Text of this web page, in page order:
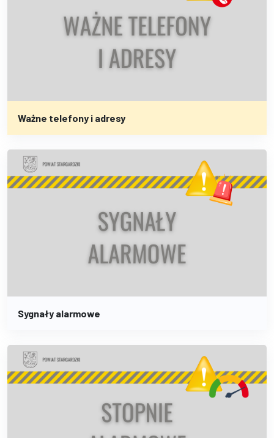
Ważne telefony i adresy
Sygnały alarmowe